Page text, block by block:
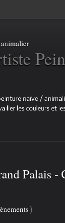
naïve /
les couleurs et
Palais -
)